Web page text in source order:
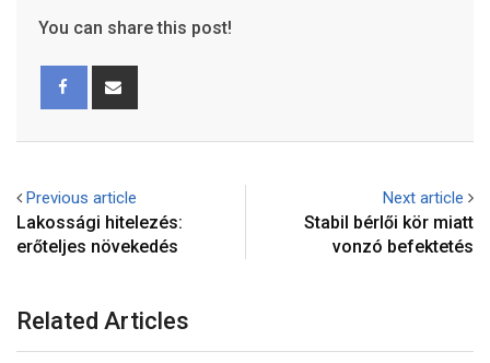
You can share this post!
Previous article
Lakossági hitelezés:
erőteljes növekedés
Next article
Stabil bérlői kör miatt
vonzó befektetés
Related Articles